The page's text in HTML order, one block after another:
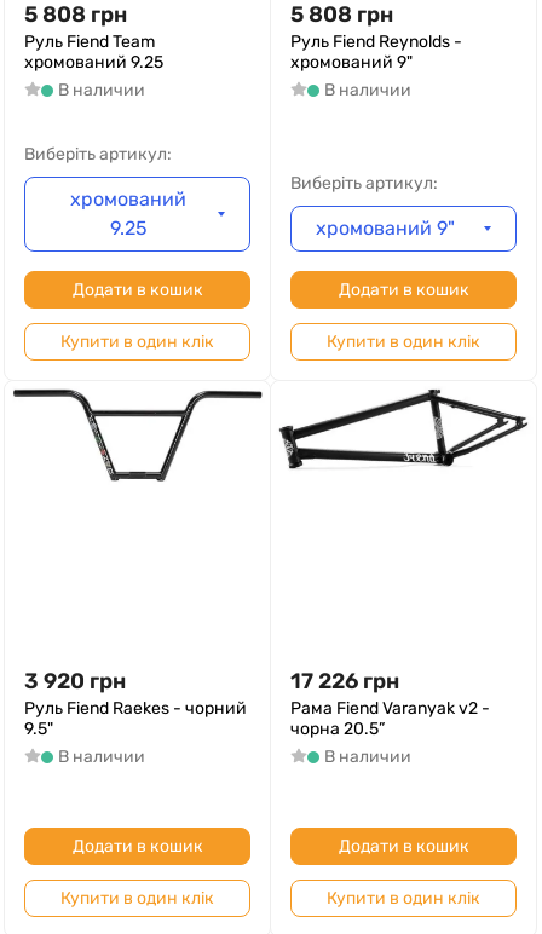
5 808 грн
Руль Fiend Team
хромований 9.25
В наличии
Виберіть артикул:
хромований
9.25
Додати в кошик
Купити в один клік
5 808 грн
Руль Fiend Reynolds -
хромований 9"
В наличии
Виберіть артикул:
хромований 9"
Додати в кошик
Купити в один клік
3 920 грн
Руль Fiend Raekes - чорний
9.5"
В наличии
Додати в кошик
Купити в один клік
17 226 грн
Рама Fiend Varanyak v2 -
чорна 20.5”
В наличии
Додати в кошик
Купити в один клік